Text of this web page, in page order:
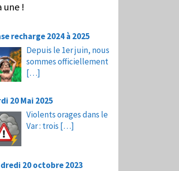
une !
recharge 2024 à 2025
Depuis le 1er juin, nous
sommes officiellement
[…]
20 Mai 2025
Violents orages dans le
Var : trois […]
20 octobre 2023